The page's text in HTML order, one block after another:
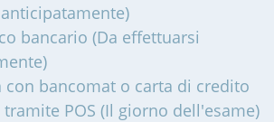
bancario (Da effettuarsi
con bancomat o carta di credito
POS (Il giorno dell'esame)